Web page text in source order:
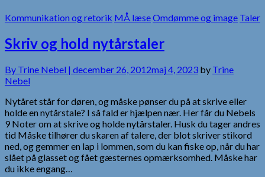
Kommunikation og retorik MÅ læseOmdømme og image Taler
Skriv og hold nytårstaler
By Trine Nebel | december 26, 2012maj 4, 2023 by Trine
Nebel
Nytåret står for døren, og måske pønser du på at skrive eller
holde en nytårstale? I så fald er hjælpen nær. Her får du Nebels
9 Noter om at skrive og holde nytårstaler. Husk du tager andres
tid Måske tilhører du skaren af talere, der blot skriver stikord
ned, og gemmer en lap i lommen, som du kan fiske op, når du har
slået på glasset og fået gæsternes opmærksomhed. Måske har
du ikke engang…